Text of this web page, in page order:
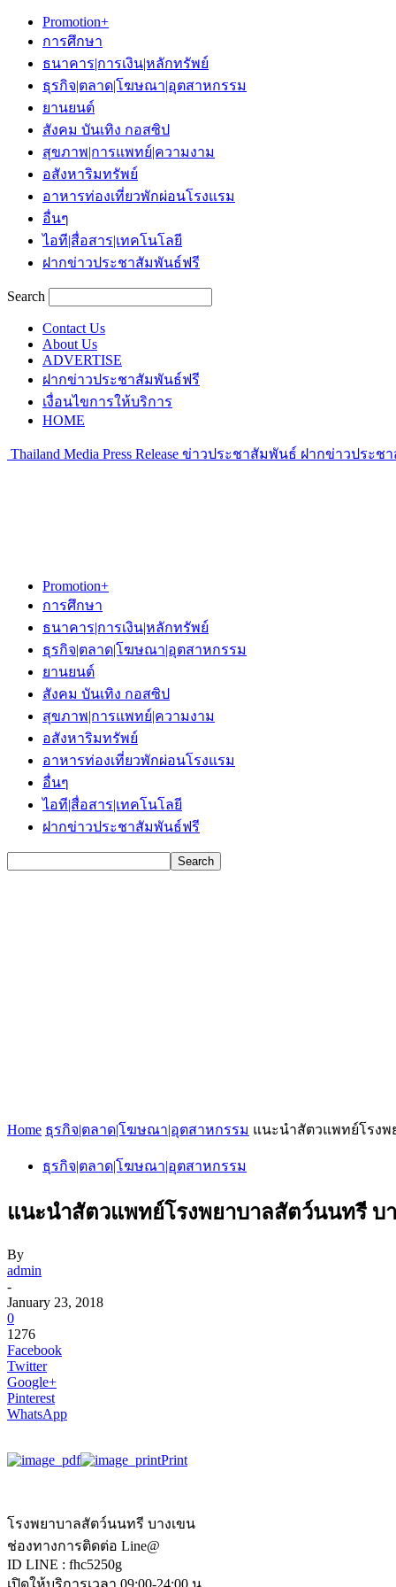
Promotion+
การศึกษา
ธนาคาร|การเงิน|หลักทรัพย์
ธุรกิจ|ตลาด|โฆษณา|อุตสาหกรรม
ยานยนต์
สังคม บันเทิง กอสซิป
สุขภาพ|การแพทย์|ความงาม
อสังหาริมทรัพย์
อาหารท่องเที่ยวพักผ่อนโรงแรม
อื่นๆ
ไอที|สื่อสาร|เทคโนโลยี
ฝากข่าวประชาสัมพันธ์ฟรี
Search
Contact Us
About Us
ADVERTISE
ฝากข่าวประชาสัมพันธ์ฟรี
เงื่อนไขการให้บริการ
HOME
Thailand Media Press Release ข่าวประชาสัมพันธ์ ฝากข่าวประ
Promotion+
การศึกษา
ธนาคาร|การเงิน|หลักทรัพย์
ธุรกิจ|ตลาด|โฆษณา|อุตสาหกรรม
ยานยนต์
สังคม บันเทิง กอสซิป
สุขภาพ|การแพทย์|ความงาม
อสังหาริมทรัพย์
อาหารท่องเที่ยวพักผ่อนโรงแรม
อื่นๆ
ไอที|สื่อสาร|เทคโนโลยี
ฝากข่าวประชาสัมพันธ์ฟรี
Home ธุรกิจ|ตลาด|โฆษณา|อุตสาหกรรม แนะนำสัตวแพทย์โรงพ
ธุรกิจ|ตลาด|โฆษณา|อุตสาหกรรม
แนะนำสัตวแพทย์โรงพยาบาลสัตว์นนทรี บ
By
admin
-
January 23, 2018
0
1276
Facebook
Twitter
Google+
Pinterest
WhatsApp
Print
โรงพยาบาลสัตว์นนทรี บางเขน
ช่องทางการติดต่อ Line@
ID LINE : fhc5250g
เปิดให้บริการเวลา 09:00-24:00 น